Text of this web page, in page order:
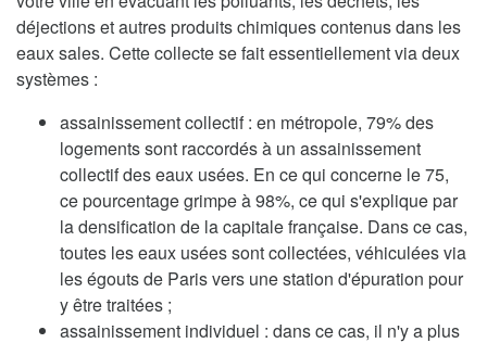
déjections et autres produits chimiques contenus dans les
eaux sales. Cette collecte se fait essentiellement via deux
systèmes :
assainissement collectif : en métropole, 79% des
logements sont raccordés à un assainissement
collectif des eaux usées. En ce qui concerne le 75,
ce pourcentage grimpe à 98%, ce qui s'explique par
la densification de la capitale française. Dans ce cas,
toutes les eaux usées sont collectées, véhiculées via
les égouts de Paris vers une station d'épuration pour
y être traitées ;
assainissement individuel : dans ce cas, il n'y a plus